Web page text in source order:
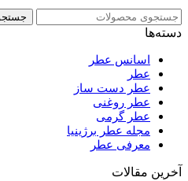
دسته‌ها
اسانس عطر
عطر
عطر دست ساز
عطر روغنی
عطر گرمی
مجله عطر برژینیا
معرفی عطر
آخرین مقالات